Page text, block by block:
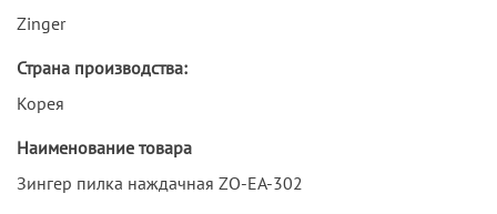
Zinger
Страна производства:
Корея
Наименование товара
Зингер пилка наждачная ZO-EA-302